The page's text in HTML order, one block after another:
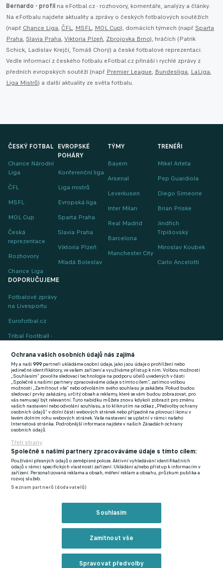
Bernardo - profil na eFotbal.cz - rozhovory, komentáře, analýzy a články.
Na eFotbalu najdete aktuality a zprávy o českých fotbalových soutěžích
(např. Chance Liga, ČFL, MSFL, MOL Cup), domácích týmech (např. Sparta
Praha, Slavia Praha, Viktoria Plzeň, Zbrojovka Brno), hráčích (Patrik
Schick, Ladislav Krejčí, Tomáš Chorý) a české fotbalové reprezentaci.
Vedle informací z českého fotbalu eFotbal.cz přináší i rychlé zprávy z
předních evropských soutěží (např. Premier League, Bundesliga, LaLiga,
Liga Mistrů) a další aktuality ze světa fotbalu.
ČESKÝ FOTBAL
Chance Národní
Liga
ČFL
MSFL
MOL Cup
Česká
reprezentace
Rozhovory
Chance Liga
EVROPSKÉ
POHÁRY
Konferenční liga
Liga mistrů
Evropská liga
Sparta Praha
Slavia Praha
Viktoria Plzeň
Mladá Boleslav
TÝMY
Bayern
Arsenal
Leverkusen
Inter Milan
Real Madrid
Barcelona
Manchester City
TRENÉŘI
Mikel Arteta
Pep Guardiola
Diego Simeone
Brian Priske
Jindřich
Trpišovský
Miroslav Koubek
Carlo Ancelotti
DOPORUČUJEME
Fotbalové zprávy
na Livesportu
Eurofotbal.cz
Tribal Football -
(EN)
FlashFutbal (SK)
Tenisportal.cz
Tenisové zprávy
na Livesportu
Podmínky užití
Zásady ochrany osobních údajů
GDPR a žurnalistika
Ochrana vašich osobních údajů nás zajímá
My a naši999 partneři ukládáme osobní údaje, jako jsou údaje o prohlížení nebo
jedinečné identifikátory, ve vašem zařízení a využíváme přístup k nim. Volbou možnosti
„Souhlasím“ povolíte sledovací technologie na podporu účelů uvedených v části
„Společně s našimi partnery zpracováváme údaje s tímto cílem“, zatímco volbou
možnosti „Zamítnout vše“ nebo odvoláním svého souhlasu je zakážete. Pokud budou
sledovací prvky zakázány, určitý obsah a reklamy, které se vám budou zobrazovat, pro
vás nemusejí být relevantní. Tuto nabídku můžete znovu kdykoli zobrazit pro změnu
vašich nastavení nebo odvolání souhlasu, a to kliknutím na odkaz „Předvolby ochrany
osobních údajů“ v dolní části webových stránek nebo případně na plovoucí ikonu v
levém dolním rohu webových stránek. Vaše nastavení se uplatní v rámci našeho
Internetová stránka. Podrobnější informace najdete v našich Zásadách ochrany
osobních údajů.
Třetí strany
Společně s našimi partnery zpracováváme údaje s tímto cílem:
Používání přesných údajů o zeměpisné poloze. Aktivní vyhledávání identifikačních
údajů v rámci specifických vlastností zařízení. Ukládání a/nebo přístup k informacím v
zařízení. Personalizovaná reklama a obsah, měření reklam a obsahu, průzkum publika a
rozvoj služeb.
Seznam partnerů (dodavatelů)
Souhlasím
Zamítnout vše
Spravovat předvolby